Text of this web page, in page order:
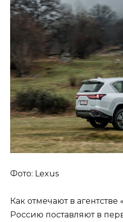
Фото: Lexus
Как отмечают в агентстве
Россию поставляют в